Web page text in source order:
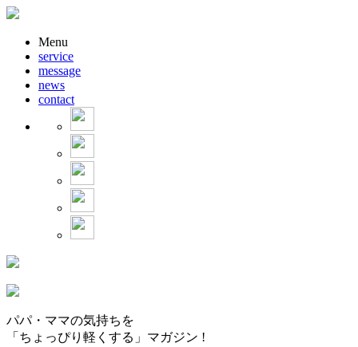
Menu
service
message
news
contact
パパ・ママの気持ちを
「ちょっぴり軽くする」マガジン !